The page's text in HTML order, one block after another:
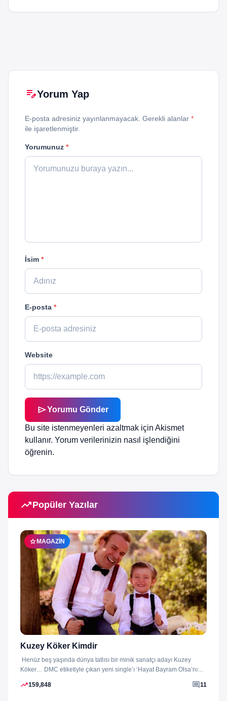
edit_noteYorum Yap
E-posta adresiniz yayınlanmayacak. Gerekli alanlar *
ile işaretlenmiştir.
Yorumunuz *
İsim *
E-posta *
Website
sendYorumu Gönder
Bu site istenmeyenleri azaltmak için Akismet
kullanır. Yorum verilerinizin nasıl işlendiğini
öğrenin.
trending_upPopüler Yazılar
starMAGAZIN
Kuzey Köker Kimdir
Henüz beş yaşında dünya tatlısı bir minik sanatçı adayı Kuzey
Köker… DMC etiketiyle çıkan yeni single’ı ‘Hayat Bayram Olsa’nın
trending_up159,848 comment11